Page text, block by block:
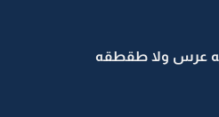
عرس ولا طقطقه